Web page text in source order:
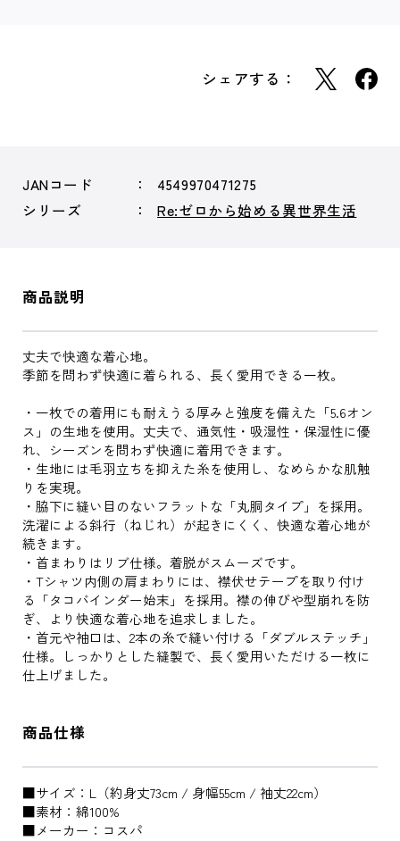
シェアする：
JANコード
4549970471275
シリーズ
Re:ゼロから始める異世界生活
商品説明
丈夫で快適な着心地。
季節を問わず快適に着られる、長く愛用できる一枚。
・一枚での着用にも耐えうる厚みと強度を備えた「5.6オン
ス」の生地を使用。丈夫で、通気性・吸湿性・保湿性に優
れ、シーズンを問わず快適に着用できます。
・生地には毛羽立ちを抑えた糸を使用し、なめらかな肌触
りを実現。
・脇下に縫い目のないフラットな「丸胴タイプ」を採用。
洗濯による斜行（ねじれ）が起きにくく、快適な着心地が
続きます。
・首まわりはリブ仕様。着脱がスムーズです。
・Tシャツ内側の肩まわりには、襟伏せテープを取り付け
る「タコバインダー始末」を採用。襟の伸びや型崩れを防
ぎ、より快適な着心地を追求しました。
・首元や袖口は、2本の糸で縫い付ける「ダブルステッチ」
仕様。しっかりとした縫製で、長く愛用いただける一枚に
仕上げました。
商品仕様
■サイズ：L（約身丈73cm / 身幅55cm / 袖丈22cm）
■素材：綿100%
■メーカー：コスパ